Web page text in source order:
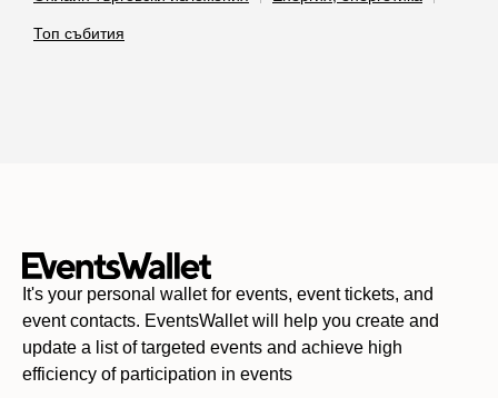
Топ събития
It's your personal wallet for events, event tickets, and
event contacts. EventsWallet will help you create and
update a list of targeted events and achieve high
efficiency of participation in events